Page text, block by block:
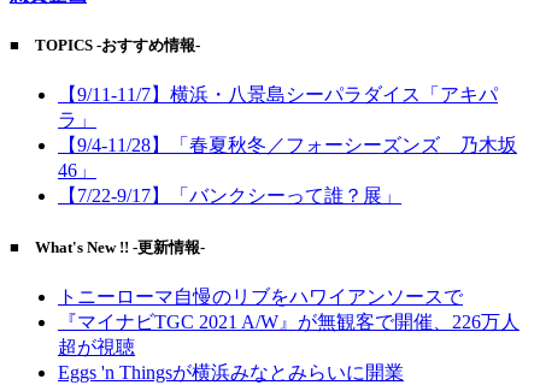
■ TOPICS -おすすめ情報-
【9/11-11/7】横浜・八景島シーパラダイス「アキパ
ラ」
【9/4-11/28】「春夏秋冬／フォーシーズンズ 乃木坂
46」
【7/22-9/17】「バンクシーって誰？展」
■ What's New !! -更新情報-
トニーローマ自慢のリブをハワイアンソースで
『マイナビTGC 2021 A/W』が無観客で開催、226万人
超が視聴
Eggs 'n Thingsが横浜みなとみらいに開業